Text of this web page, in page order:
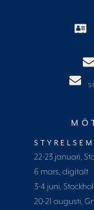
22-23 januari,
6 mars, digitalt
3-4 juni,
20-21 augusti,